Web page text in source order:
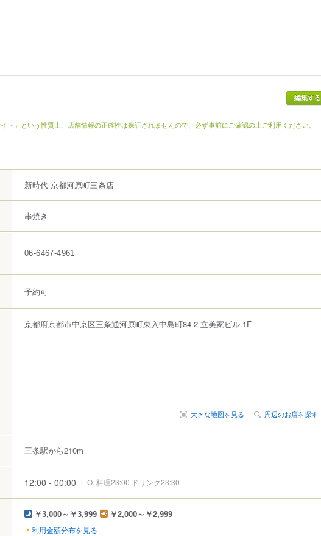
編集する
ト」という性質上、店舗情報の正確性は保証されませんので、必ず事前にご確認の上ご利用ください。
新時代 京都河原町三条店
串焼き
06-6467-4961
予約可
京都府京都市中京区三条通河原町東入中島町84-2 立美家ビル 1F
大きな地図を見る 周辺のお店を探す
三条駅から210m
12:00 - 00:00 L.O. 料理23:00 ドリンク23:30
￥3,000～￥3,999 ￥2,000～￥2,999
利用金額分布を見る